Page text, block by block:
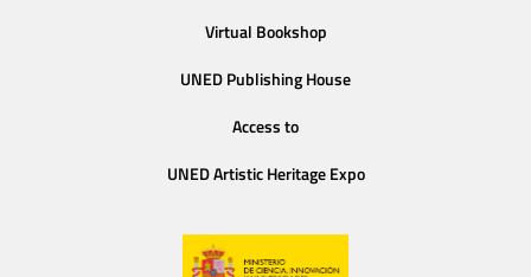
Virtual Bookshop
UNED Publishing House
Access to
UNED Artistic Heritage Expo